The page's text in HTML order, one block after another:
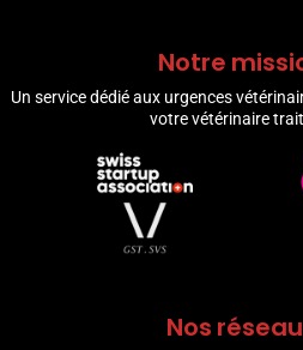
Notre
Un service dédié aux urgences
votre vétérinaire
Nos